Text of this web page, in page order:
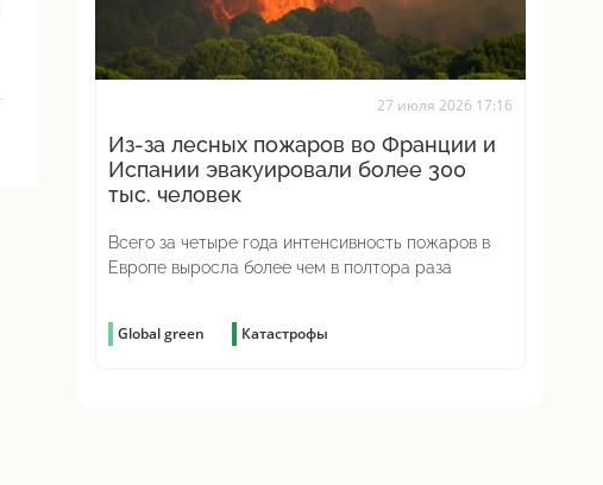
27 июля 2026 17:16
Из-за лесных пожаров во Франции и
Испании эвакуировали более 300
тыс. человек
Всего за четыре года интенсивность пожаров в
Европе выросла более чем в полтора раза
Global green Катастрофы